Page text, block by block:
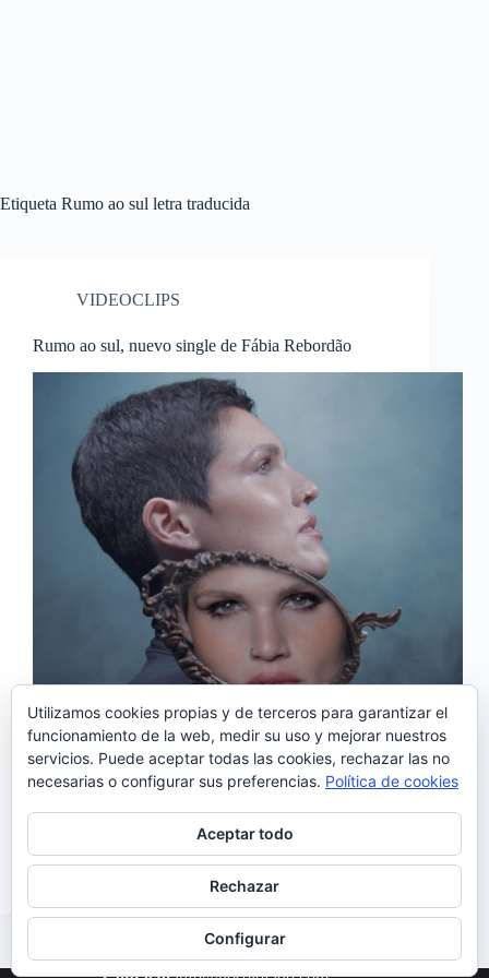
Etiqueta Rumo ao sul letra traducida
VIDEOCLIPS
Rumo ao sul, nuevo single de Fábia Rebordão
'Rumo ao Sul' es el nuevo single de Fábia Rebordão
y el primer tema de presentación de su nuevo álbum
que tiene previsto ser lanzado el 7 de mayo.
Noemí Sánchez
12/04/2021
Utilizamos cookies propias y de terceros para garantizar el
funcionamiento de la web, medir su uso y mejorar nuestros
servicios. Puede aceptar todas las cookies, rechazar las no
necesarias o configurar sus preferencias. Política de cookies
Aceptar todo
Rechazar
Configurar